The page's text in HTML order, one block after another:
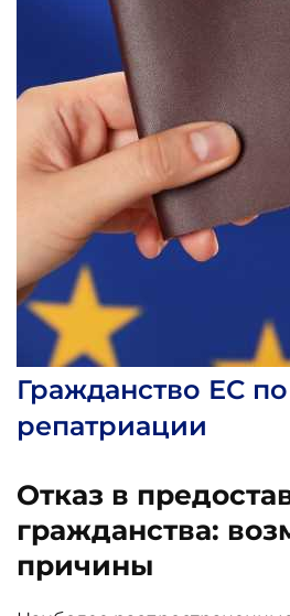
Гражданство ЕС по
репатриации
Отказ в
гражданства:
причины